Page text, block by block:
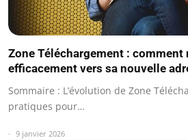
Zone Téléchargement : comment
efficacement vers sa nouvelle
Sommaire : L’évolution de Zone
pratiques pour…
9 janvier 2026